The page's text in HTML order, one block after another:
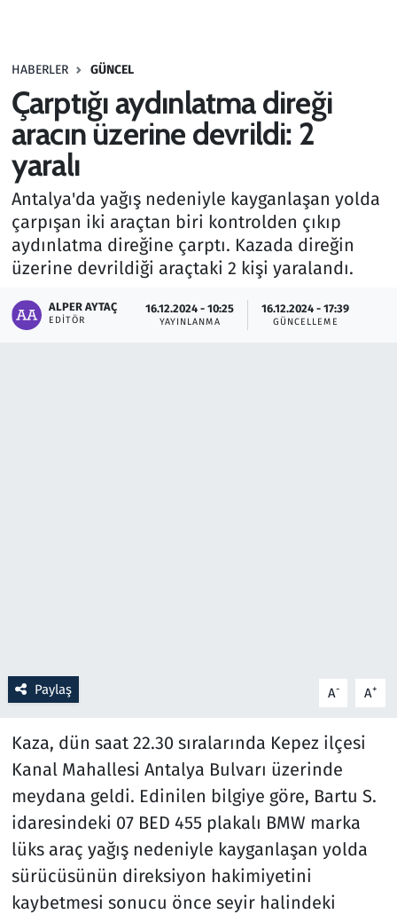
HABERLER GÜNCEL
Çarptığı aydınlatma direği
aracın üzerine devrildi: 2
yaralı
Antalya'da yağış nedeniyle kayganlaşan yolda
çarpışan iki araçtan biri kontrolden çıkıp
aydınlatma direğine çarptı. Kazada direğin
üzerine devrildiği araçtaki 2 kişi yaralandı.
ALPER AYTAÇ
EDITÖR
16.12.2024 - 10:25
YAYINLANMA
16.12.2024 - 17:39
GÜNCELLEME
Paylaş A- A+
Kaza, dün saat 22.30 sıralarında Kepez ilçesi
Kanal Mahallesi Antalya Bulvarı üzerinde
meydana geldi. Edinilen bilgiye göre, Bartu S.
idaresindeki 07 BED 455 plakalı BMW marka
lüks araç yağış nedeniyle kayganlaşan yolda
sürücüsünün direksiyon hakimiyetini
kaybetmesi sonucu önce seyir halindeki
Haber
Kültür Sanat
Kurumsal Haberler
Lezzet Durağı
Memur ve Kamu
Otomobil
Televizyon